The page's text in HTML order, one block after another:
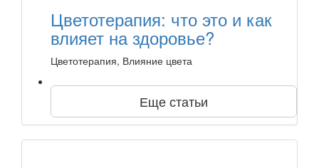
Цветотерапия: что это и как
влияет на здоровье?
Цветотерапия, Влияние цвета
Еще статьи